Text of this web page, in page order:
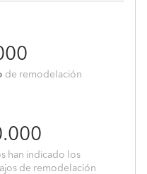
de remodelación
han indicado los
de remodelación